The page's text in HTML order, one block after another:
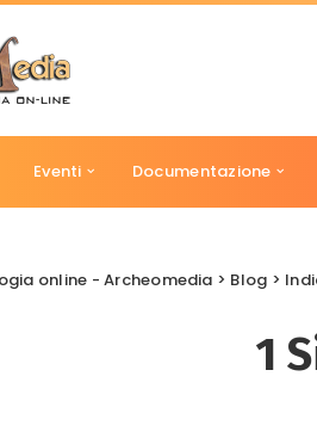
Eventi Documentazione
online - Archeomedia > Blog >
1